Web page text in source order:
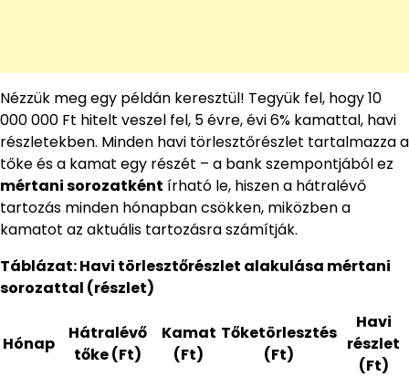
Nézzük meg egy példán keresztül! Tegyük fel, hogy 10
000 000 Ft hitelt veszel fel, 5 évre, évi 6% kamattal, havi
részletekben. Minden havi törlesztőrészlet tartalmazza a
tőke és a kamat egy részét – a bank szempontjából ez
mértani sorozatként írható le, hiszen a hátralévő
tartozás minden hónapban csökken, miközben a
kamatot az aktuális tartozásra számítják.
Táblázat: Havi törlesztőrészlet alakulása mértani
sorozattal (részlet)
Hónap
Hátralévő
tőke (Ft)
Kamat
(Ft)
Tőketörlesztés
(Ft)
Havi
részlet
(Ft)